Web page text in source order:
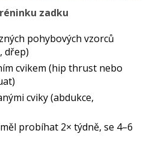
zadku
pohybových vzorců
dřep)
cvikem (hip thrust nebo
cviky (abdukce,
probíhat 2× týdně, se 4–6